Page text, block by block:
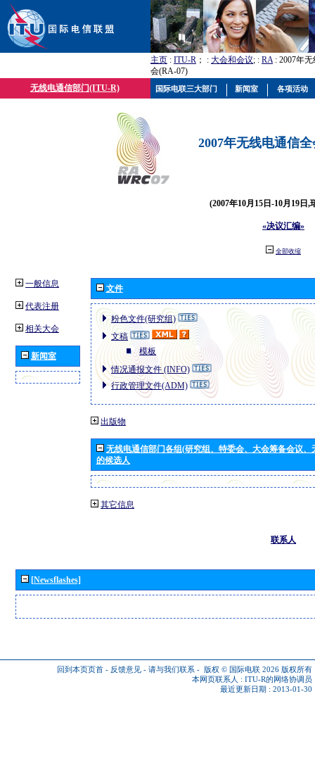
主页 : ITU-R ； : 大会和会议; : RA: 2007年
会(RA-07)
无线电通信部门(ITU-R)
2007年无线电通信
(2007年10月15日-10月19日,
«决议汇编»
全部收缩
一般信息
代表注册
相关大会
新闻室
文件
粉色文件(研究组)
文稿
模板
情况通报文件 (INFO)
行政管理文件(ADM)
出版物
无线电通信部门各组(研究组、特委会、大会筹备会议
的候选人
其它信息
联系人
[Newsflashes]
回到本页页首 - 反馈意见 - 请与我们联系 - 版权 © 国际电联 2026 版权所有
本网页联系人 : ITU-R的网络协调员
最近更新日期 : 2013-01-30
国际电联三大部门 新闻室 各项活动